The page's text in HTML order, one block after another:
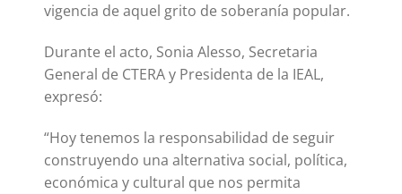
vigencia de aquel grito de soberanía popular.
Durante el acto, Sonia Alesso, Secretaria
General de CTERA y Presidenta de la IEAL,
expresó:
“Hoy tenemos la responsabilidad de seguir
construyendo una alternativa social, política,
económica y cultural que nos permita